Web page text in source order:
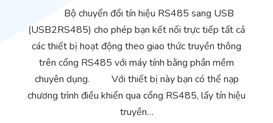
Nhà sản xuất thiết bị điều khiển
Cung cấp giải pháp quản lý cho toà nhà (BMS)
Bảo trì – Bảo dưỡng hệ thống
Tư vấn – Thiết kế – Cung cấp thiết bị HVAC
Bài viết
Hợp tác
Yêu cầu báo giá
Bộ chuyển đổi tín hiệu RS485 sang USB
(USB2RS485) cho phép bạn kết nối trực tiếp tất cả
các thiết bị hoạt động theo giao thức truyền thông
trên cổng RS485 với máy tính bằng phần mềm
chuyên dụng. Với thiết bị này bạn có thể nạp
chương trình điều khiển qua cổng RS485, lấy tín hiệu
truyền…